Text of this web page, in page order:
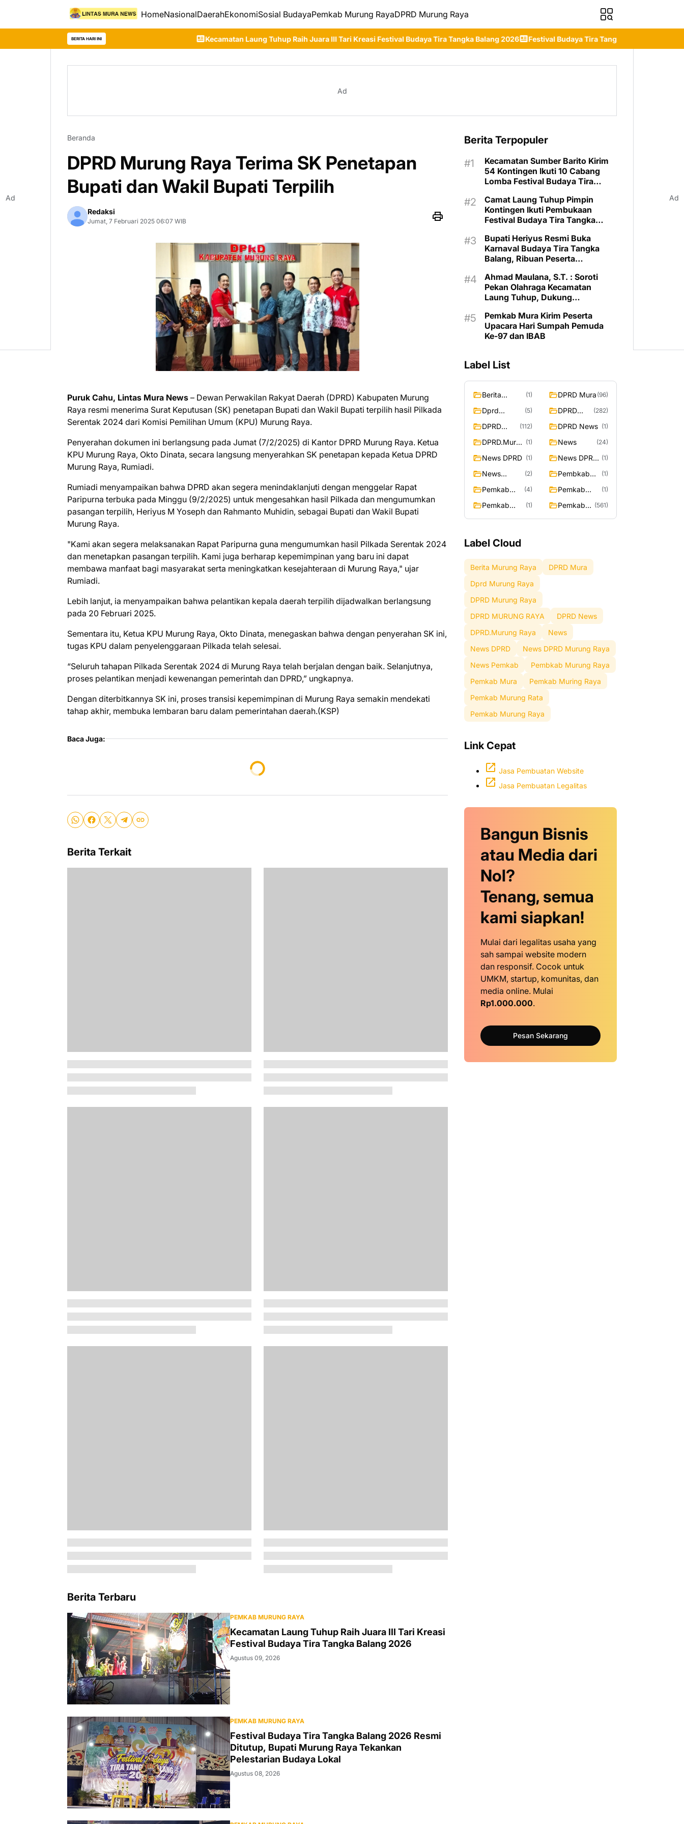
HomeNasionalDaerahEkonomiSosial BudayaPemkab Murung RayaDPRD Murung Raya
BERITA HARI INI Kecamatan Laung Tuhup Raih Juara III Tari Kreasi Festival Budaya Tira Tangka Balang 2026 Festival Budaya Tira Tangka Balang 2026 Resmi Ditutup, Bupati
Ad
Beranda
DPRD Murung Raya Terima SK Penetapan
Bupati dan Wakil Bupati Terpilih
Redaksi
Jumat, 7 Februari 2025 06:07 WIB
Puruk Cahu, Lintas Mura News – Dewan Perwakilan Rakyat Daerah (DPRD) Kabupaten Murung
Raya resmi menerima Surat Keputusan (SK) penetapan Bupati dan Wakil Bupati terpilih hasil Pilkada
Serentak 2024 dari Komisi Pemilihan Umum (KPU) Murung Raya.
Penyerahan dokumen ini berlangsung pada Jumat (7/2/2025) di Kantor DPRD Murung Raya. Ketua
KPU Murung Raya, Okto Dinata, secara langsung menyerahkan SK penetapan kepada Ketua DPRD
Murung Raya, Rumiadi.
Rumiadi menyampaikan bahwa DPRD akan segera menindaklanjuti dengan menggelar Rapat
Paripurna terbuka pada Minggu (9/2/2025) untuk mengesahkan hasil Pilkada dan mengumumkan
pasangan terpilih, Heriyus M Yoseph dan Rahmanto Muhidin, sebagai Bupati dan Wakil Bupati
Murung Raya.
"Kami akan segera melaksanakan Rapat Paripurna guna mengumumkan hasil Pilkada Serentak 2024
dan menetapkan pasangan terpilih. Kami juga berharap kepemimpinan yang baru ini dapat
membawa manfaat bagi masyarakat serta meningkatkan kesejahteraan di Murung Raya," ujar
Rumiadi.
Lebih lanjut, ia menyampaikan bahwa pelantikan kepala daerah terpilih dijadwalkan berlangsung
pada 20 Februari 2025.
Sementara itu, Ketua KPU Murung Raya, Okto Dinata, menegaskan bahwa dengan penyerahan SK ini,
tugas KPU dalam penyelenggaraan Pilkada telah selesai.
“Seluruh tahapan Pilkada Serentak 2024 di Murung Raya telah berjalan dengan baik. Selanjutnya,
proses pelantikan menjadi kewenangan pemerintah dan DPRD,” ungkapnya.
Dengan diterbitkannya SK ini, proses transisi kepemimpinan di Murung Raya semakin mendekati
tahap akhir, membuka lembaran baru dalam pemerintahan daerah.(KSP)
Baca Juga:
Berita Terkait
Berita Terbaru
PEMKAB MURUNG RAYA
Kecamatan Laung Tuhup Raih Juara III Tari Kreasi
Festival Budaya Tira Tangka Balang 2026
Agustus 09, 2026
PEMKAB MURUNG RAYA
Festival Budaya Tira Tangka Balang 2026 Resmi
Ditutup, Bupati Murung Raya Tekankan
Pelestarian Budaya Lokal
Agustus 08, 2026
Berita Terpopuler
Kecamatan Sumber Barito Kirim
54 Kontingen Ikuti 10 Cabang
Lomba Festival Budaya Tira
Camat Laung Tuhup Pimpin
Kontingen Ikuti Pembukaan
Festival Budaya Tira Tangka
Bupati Heriyus Resmi Buka
Karnaval Budaya Tira Tangka
Balang, Ribuan Peserta
Ahmad Maulana, S.T. : Soroti
Pekan Olahraga Kecamatan
Laung Tuhup, Dukung
Olahraga Daerah
Pemkab Mura Kirim Peserta
Upacara Hari Sumpah Pemuda
Ke-97 dan IBAB
Label List
Berita
Raya
(1) DPRD Mura (96)
Dprd
Raya
(5)
DPRD
Raya
(282)
DPRD
RAYA
(112) DPRD News (1)
DPRD.Murun (1) News (24)
News DPRD (1)
News DPRD
Raya
(1)
News
(2)
Pembkab
Raya
(1)
Pemkab
(4)
Pemkab
Muring Raya
(1)
Pemkab
(1)
Pemkab
(561)
Label Cloud
Berita Murung Raya
DPRD Mura
Dprd Murung Raya
DPRD Murung Raya
DPRD MURUNG RAYA
DPRD News
DPRD.Murung Raya
News
News DPRD
News DPRD Murung Raya
News Pemkab
Pembkab Murung Raya
Pemkab Mura
Pemkab Muring Raya
Pemkab Murung Rata
Pemkab Murung Raya
Link Cepat
Jasa Pembuatan Website
Jasa Pembuatan Legalitas
Bangun Bisnis
atau Media dari
Nol?
Tenang, semua
kami siapkan!
Mulai dari legalitas usaha yang
sah sampai website modern
dan responsif. Cocok untuk
UMKM, startup, komunitas, dan
media online. Mulai
Rp1.000.000.
Pesan Sekarang
Ad Ad